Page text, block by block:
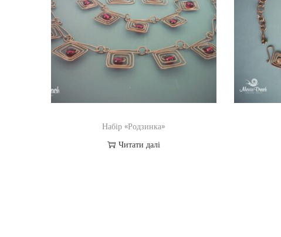
Набір «Родзинка»
Читати далі